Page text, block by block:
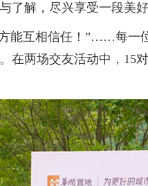
了解，尽兴享受一段美好
互相信任！”……每一
在两场交友活动中，